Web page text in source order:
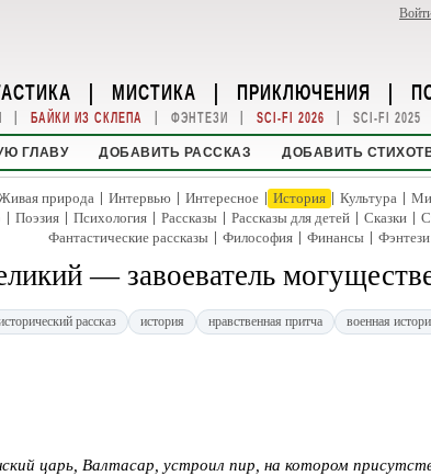
| МИСТИКА | ПРИКЛЮЧЕНИЯ |
| БАЙКИ ИЗ СКЛЕПА | ФЭНТЕЗИ | SCI-FI 2026 | SCI-FI 2025
ГЛАВУ ДОБАВИТЬ РАССКАЗ ДОБАВИТЬ
природа | Интервью | Интересное | История | Культура |
| Поэзия | Психология | Рассказы | Рассказы для детей | Сказки |
Фантастические рассказы | Философия | Финансы | Фэнтези
— завоеватель
рассказ история нравственная притча военная
царь, Валтасар, устроил пир, на котором